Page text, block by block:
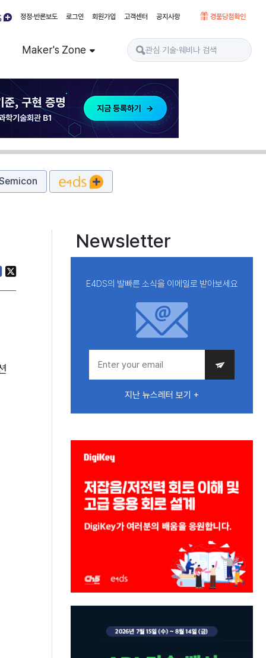
정정·반론보도 로그인 회원가입 고객센터 공지사항 경품당첨확인
Maker's Zone
Newsletter
E4DS의 발빠른 소식을 이메일로 받아보세요
지난 뉴스레터 보기 +